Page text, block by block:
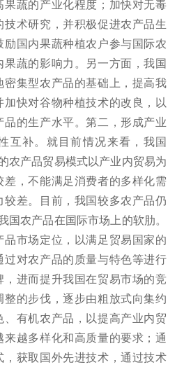
蔬的产业化程度；加快对无毒
术研究，并积极促进农产品生
国内果蔬种植农户参与国际农
蔬的影响力。另一方面，我国
集型农产品的基础上，提高我
快对谷物种植技术的改良，以
的生产水平。第二，形成产业
互补。就目前情况来看，我国
农产品贸易模式以产业内贸易为
，不能满足消费者的多样化需
差。目前，我国较多农产品仍
国农产品在国际市场上的软肋。
市场定位，以满足贸易国家的
对农产品的质量与特色等进行
进而提升我国在贸易市场的竞
的步伐，逐步由粗放式向集约
有机农产品，以提高产业内贸
越多样化和高质量的要求；通
获取国外先进技术，通过技术